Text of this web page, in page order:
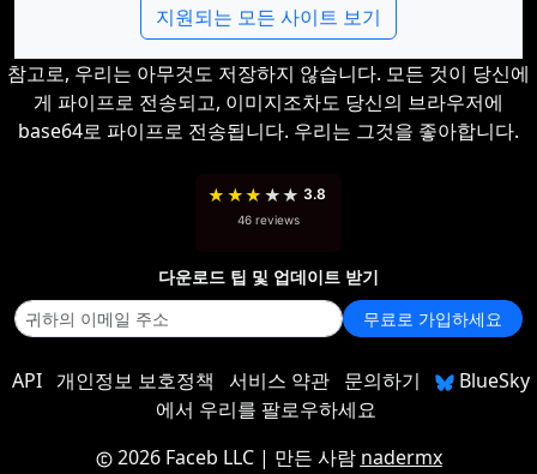
지원되는 모든 사이트 보기
참고로, 우리는 아무것도 저장하지 않습니다. 모든 것이 당신에
게 파이프로 전송되고, 이미지조차도 당신의 브라우저에
base64로 파이프로 전송됩니다. 우리는 그것을 좋아합니다.
★ ★★ ★★ 3.8
46 reviews
다운로드 팁 및 업데이트 받기
무료로 가입하세요
API 개인정보 보호정책 서비스 약관 문의하기
BlueSky
에서 우리를 팔로우하세요
2026 Faceb LLC| 만든 사람 nadermx